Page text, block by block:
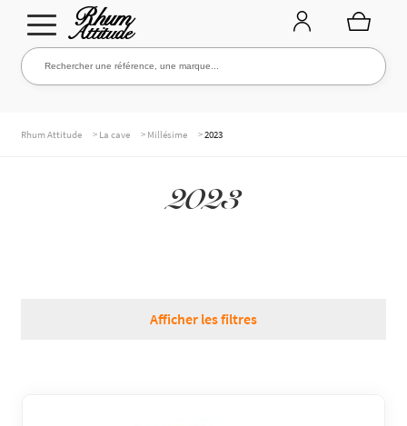
Aller
à
Aller
au
Rechercher une référence, une marque...
Rechercher
Rhum Attitude > La cave > Millésime >2023
2023
Afficher les filtres